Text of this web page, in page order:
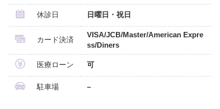
休診日 日曜日・祝日
カード決済
VISA/JCB/Master/American Expre
ss/Diners
医療ローン 可
駐車場 –